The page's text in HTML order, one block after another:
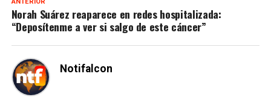
Norah Suárez reaparece en redes hospitalizada:
“Deposítenme a ver si salgo de este cáncer”
Notifalcon